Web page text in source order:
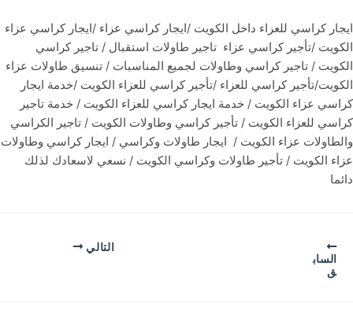
ايجار كراسي للعزاء داخل الكويت /ايجار كراسي عزاء /ايجار كراسي عزاء
الكويت /تأجير كراسي عزاء تاجير طاولات استقبال / تاجير كراسي
الكويت / تاجير كراسي وطاولات لجميع المناسبات / تنسيق طاولات عزاء
الكويت/تأجير كراسي للعزاء /تأجير كراسي للعزاء الكويت /خدمة ايجار
كراسي عزاء الكويت / خدمة ايجار كراسي للعزاء الكويت / خدمة تاجير
كراسي للعزاء الكويت / تأجير كراسي وطاولات الكويت / تاجير الكراسي
والطاولات عزاء الكويت / ايجار طاولات وكراسي / ايجار كراسي وطاولات
عزاء الكويت / تأجير طاولات وكراسي الكويت / نسعي لاسعادك لذلك
دائما
الساب
ق
التالي